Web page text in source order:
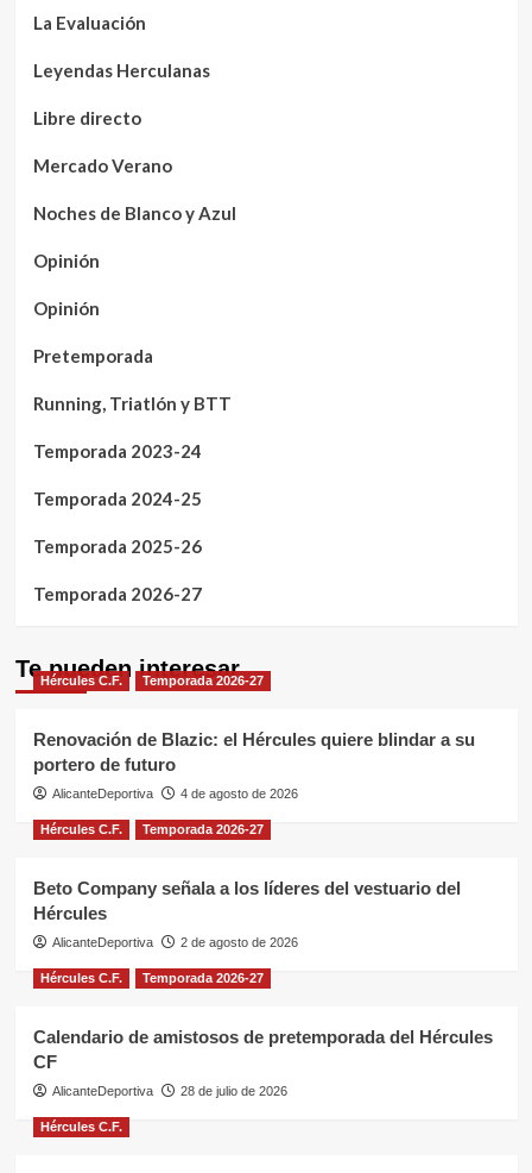
La Evaluación
Leyendas Herculanas
Libre directo
Mercado Verano
Noches de Blanco y Azul
Opinión
Opinión
Pretemporada
Running, Triatlón y BTT
Temporada 2023-24
Temporada 2024-25
Temporada 2025-26
Temporada 2026-27
Te pueden interesar
Hércules C.F. Temporada 2026-27
Renovación de Blazic: el Hércules quiere blindar a su
portero de futuro
AlicanteDeportiva 4 de agosto de 2026
Hércules C.F. Temporada 2026-27
Beto Company señala a los líderes del vestuario del
Hércules
AlicanteDeportiva 2 de agosto de 2026
Hércules C.F. Temporada 2026-27
Calendario de amistosos de pretemporada del Hércules
CF
AlicanteDeportiva 28 de julio de 2026
Hércules C.F.